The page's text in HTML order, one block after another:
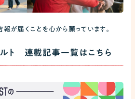
が届くことを心から願っています。
ト 連載記事一覧はこちら